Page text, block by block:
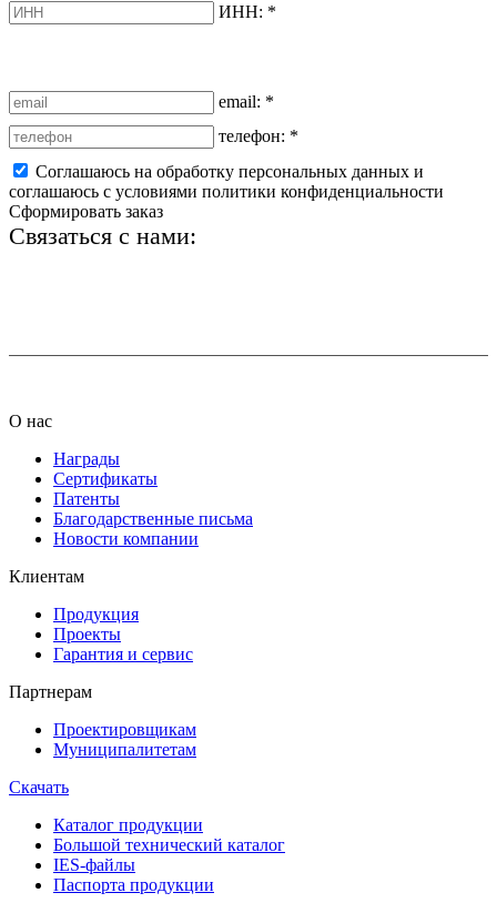
ИНН: *
email: *
телефон: *
Соглашаюсь на обработку персональных данных и
соглашаюсь с условиями политики конфиденциальности
Сформировать заказ
Связаться с нами:
О нас
Награды
Сертификаты
Патенты
Благодарственные письма
Новости компании
Клиентам
Продукция
Проекты
Гарантия и сервис
Партнерам
Проектировщикам
Муниципалитетам
Скачать
Каталог продукции
Большой технический каталог
IES-файлы
Паспорта продукции